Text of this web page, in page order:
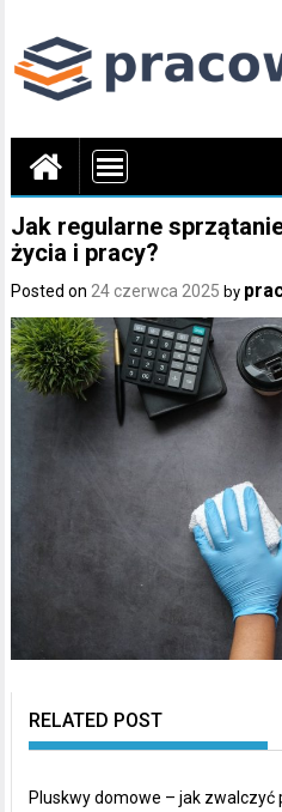
Jak regularne
życia i pracy?
Posted on 24 czerwca 2025 by
RELATED POST
Pluskwy domowe – jak